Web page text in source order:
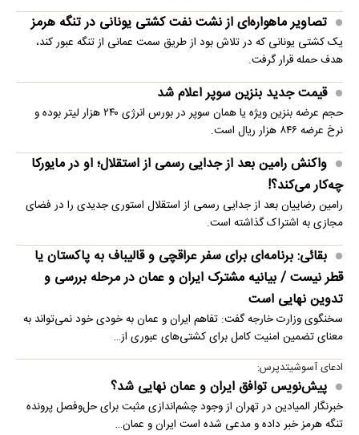
تصاویر ماهواره‌ای از نشت نفت کشتی یونانی در تنگه هرمز
یک کشتی یونانی که در تلاش بود از طریق سمت عمانی از تنگه عبور کند،
هدف حمله قرار گرفت.
قیمت جدید بنزین سوپر اعلام شد
حجم عرضه بنزین ویژه یا همان سوپر در بورس انرژی ۲۴۰ هزار لیتر بوده و
نرخ عرضه ۸۴۶ هزار ریال است.
واکنش رامین بعد از جدایی رسمی از استقلال؛ او در مایورکا
چه‌کار می‌کند؟!
رامین رضاییان بعد از جدایی رسمی از استقلال استوری جدیدی را در فضای
مجازی به اشتراک گذاشته است.
بقائی: برنامه‌ای برای سفر عراقچی و قالیباف به پاکستان یا
قطر نیست / بیانیه مشترک ایران و عمان در مرحله بررسی و
تدوین نهایی است
سخنگوی وزارت خارجه گفت: تفاهم ایران و عمان به خودی خود نمی‌تواند به
معنای تضمین امنیت کامل برای کشتی‌های عبوری از…
ادعای آسوشیتدپرس:
پیش‌نویس توافق ایران و عمان نهایی شد؟
خبرنگار المیادین در تهران از وجود چشم‌اندازی مثبت برای حل‌وفصل پرونده
تنگه هرمز خبر داده و مدعی شده است ایران و عمان…